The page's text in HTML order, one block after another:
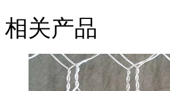
相关产品